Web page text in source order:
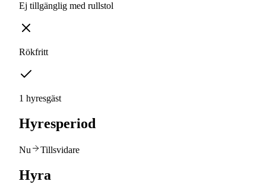
Ej tillgänglig med rullstol
Rökfritt
1 hyresgäst
Hyresperiod
Nu Tillsvidare
Hyra